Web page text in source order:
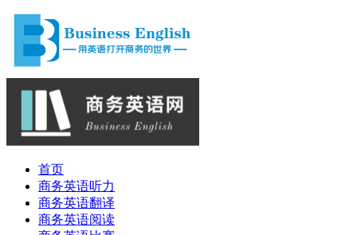
首页
商务英语听力
商务英语翻译
商务英语阅读